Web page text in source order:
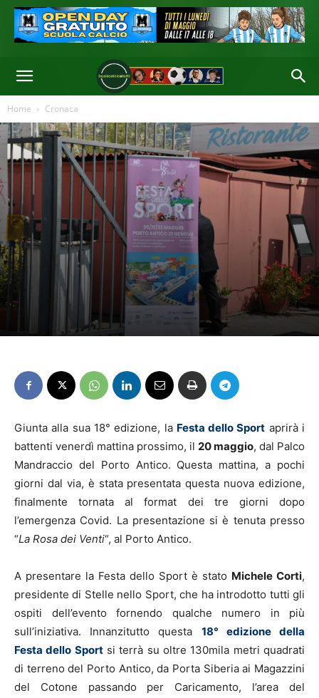
Home Cronaca
Giunta alla sua 18° edizione, la Festa dello Sport aprirà i
battenti venerdì mattina prossimo, il 20 maggio, dal Palco
Mandraccio del Porto Antico. Questa mattina, a pochi
giorni dal via, è stata presentata questa nuova edizione,
finalmente tornata al format dei tre giorni dopo
l’emergenza Covid. La presentazione si è tenuta presso
“La Rosa dei Venti“, al Porto Antico.
A presentare la Festa dello Sport è stato Michele Corti,
presidente di Stelle nello Sport, che ha introdotto tutti gli
ospiti dell’evento fornendo qualche numero in più
sull’iniziativa. Innanzitutto questa 18° edizione della
Festa dello Sportsi terrà su oltre 130mila metri quadrati
di terreno del Porto Antico, da Porta Siberia ai Magazzini
del Cotone passando per Caricamento, l’area del